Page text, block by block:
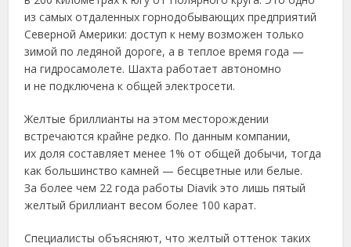
из самых отдаленных горнодобывающих предприятий
Северной Америки: доступ к нему возможен только
зимой по ледяной дороге, а в теплое время года —
на гидросамолете. Шахта работает автономно
и не подключена к общей электросети.
Желтые бриллианты на этом месторождении
встречаются крайне редко. По данным компании,
их доля составляет менее 1% от общей добычи, тогда
как большинство камней — бесцветные или белые.
За более чем 22 года работы Diavik это лишь пятый
желтый бриллиант весом более 100 карат.
Специалисты объясняют, что желтый оттенок таких